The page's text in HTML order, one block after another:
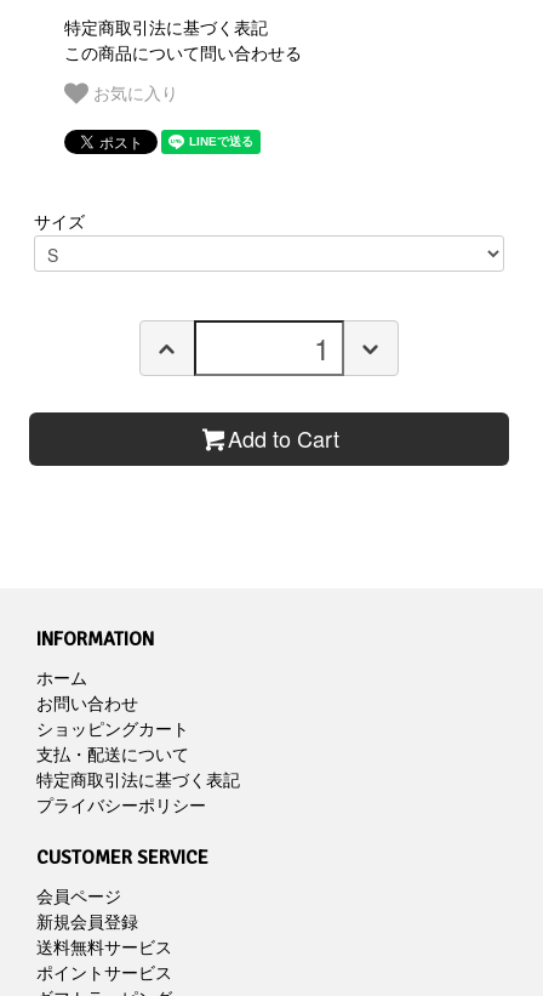
特定商取引法に基づく表記
この商品について問い合わせる
お気に入り
サイズ
Add to Cart
INFORMATION
ホーム
お問い合わせ
ショッピングカート
支払・配送について
特定商取引法に基づく表記
プライバシーポリシー
CUSTOMER SERVICE
会員ページ
新規会員登録
送料無料サービス
ポイントサービス